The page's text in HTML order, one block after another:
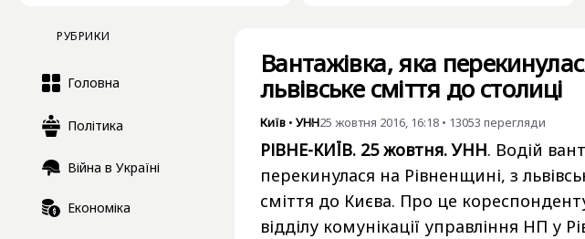
РУБРИКИ
Головна
Політика
Війна в Україні
Економіка
Вантажівка, яка
львівське сміття до столиці
Київ • УНН25 жовтня 2016, 16:18 • 13053 перегляди
РІВНЕ-КИЇВ. 25 жовтня. УНН. Водій
перекинулася на Рівненщині, з
сміття до Києва. Про це
відділу комунікації управління НП у